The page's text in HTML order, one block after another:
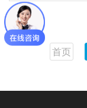
首页